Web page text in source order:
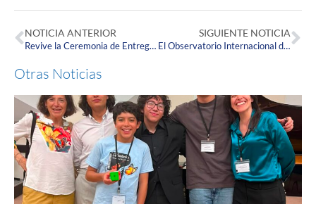
NOTICIA ANTERIOR
Revive la Ceremonia de Entrega de Símbolos Enfermeros
SIGUIENTE NOTICIA
El Observatorio Internacional de Salud Pública: un proyecto Corpista con alcance global.
Otras Noticias